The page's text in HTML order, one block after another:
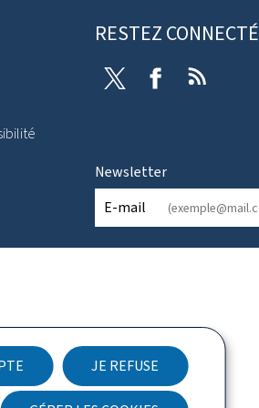
JE REFUSE
RESTEZ CONNECTÉ
Twitter Facebook
Newsletter
E-mail